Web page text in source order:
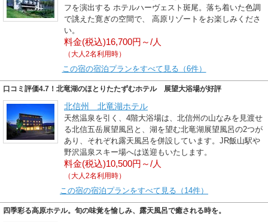
フを演出する ホテルハーヴェスト斑尾。落ち着いた色調
で誂えた寛ぎの空間で、 高原リゾートをお楽しみくださ
い。
料金(税込)16,700円～/人
（大人2名利用時）
この宿の宿泊プランをすべて見る（6件）
口コミ評価4.7！北竜湖のほとりたたずむホテル 展望大浴場が好評
北信州 北竜湖ホテル
天然温泉を引く、4階大浴場は、北信州の山なみを見渡せ
る北信五岳展望風呂と、湖を望む北竜湖展望風呂の2つが
あり、それぞれ露天風呂を併設しています。JR飯山駅や
野沢温泉スキー場へは送迎もいたします。
料金(税込)10,500円～/人
（大人2名利用時）
この宿の宿泊プランをすべて見る（14件）
四季彩る高原ホテル。旬の味覚を愉しみ、露天風呂で癒される時を。